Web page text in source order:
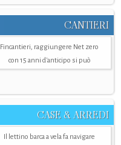
CANTIERI
Fincantieri, raggiungere Net zero
con 15 anni d'anticipo si può
CASE & ARREDI
Il lettino barca a vela fa navigare